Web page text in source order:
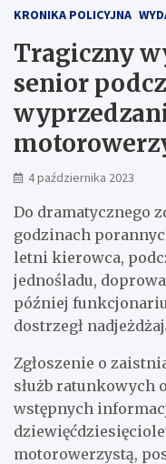
KRONIKA POLICYJNA
Tragiczny
senior
4 października 2023
Do dramatycznego
godzinach
letni kierowca,
jednośladu,
później
dostrzegł
Zgłoszenie o
służb ratunkowych
wstępnych
motorowerzystą,